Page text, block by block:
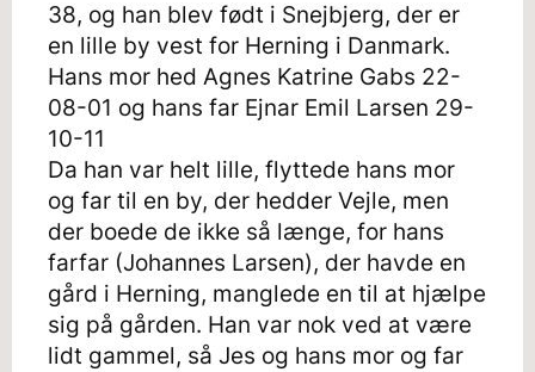
38, og han blev født i Snejbjerg, der er
en lille by vest for Herning i Danmark.
Hans mor hed Agnes Katrine Gabs 22-
08-01 og hans far Ejnar Emil Larsen 29-
10-11
Da han var helt lille, flyttede hans mor
og far til en by, der hedder Vejle, men
der boede de ikke så længe, for hans
farfar (Johannes Larsen), der havde en
gård i Herning, manglede en til at hjælpe
sig på gården. Han var nok ved at være
lidt gammel, så Jes og hans mor og far